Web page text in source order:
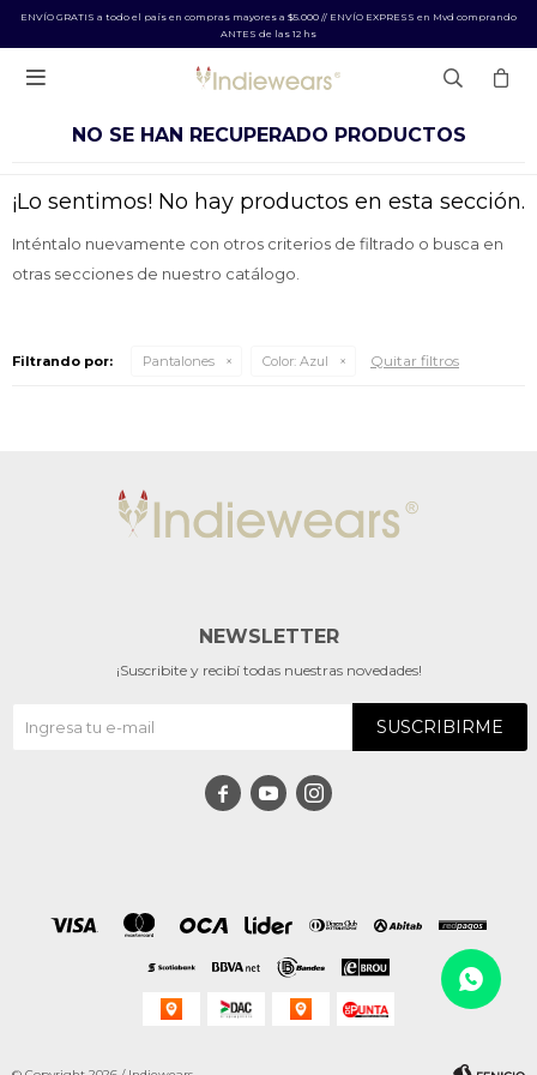
ENVÍO GRATIS a todo el país en compras mayores a $5.000 // ENVÍO EXPRESS en Mvd comprando
ANTES de las 12 hs

NO SE HAN RECUPERADO PRODUCTOS
¡Lo sentimos! No hay productos en esta sección.
Inténtalo nuevamente con otros criterios de filtrado o busca en
otras secciones de nuestro catálogo.
Filtrando por: Pantalones Color: Azul Quitar filtros
NEWSLETTER
¡Suscribite y recibí todas nuestras novedades!
SUSCRIBIRME
  